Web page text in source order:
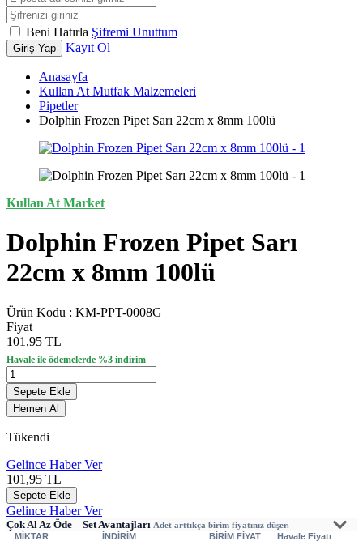
Beni Hatırla Şifremi Unuttum
Giriş Yap Kayıt Ol
Anasayfa
Kullan At Mutfak Malzemeleri
Pipetler
Dolphin Frozen Pipet Sarı 22cm x 8mm 100lü
Kullan At Market
Dolphin Frozen Pipet Sarı
22cm x 8mm 100lü
Ürün Kodu : KM-PPT-0008G
Fiyat
101,95 TL
Havale ile ödemelerde %3 indirim
Sepete Ekle
Hemen Al
Tükendi
Gelince Haber Ver
101,95 TL
Sepete Ekle
Gelince Haber Ver
Çok Al Az Öde – Set Avantajları Adet arttıkça birim fiyatınız düşer.
MİKTAR
İNDİRİM BİRİM FİYAT Havale Fiyatı